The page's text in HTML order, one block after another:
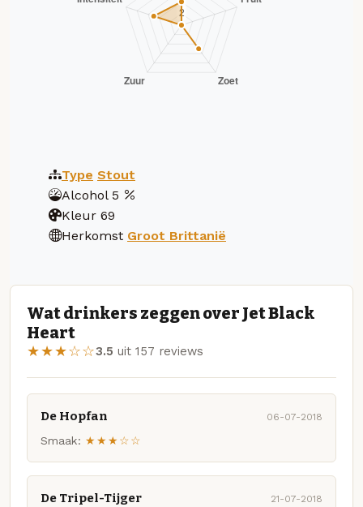
Type Stout
Alcohol 5
Kleur 69
Herkomst Groot Brittanië
Wat drinkers zeggen over Jet Black
Heart
★★★☆☆3.5 uit 157 reviews
De Hopfan 06-07-2018
Smaak: ★★★☆☆
De Tripel-Tijger 21-07-2018